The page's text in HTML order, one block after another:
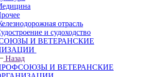
отрасль
и судоходство
И ВЕТЕРАНСКИЕ
Назад
И ВЕТЕРАНСКИЕ